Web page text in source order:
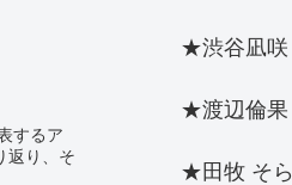
するア
返り、そ
★渋谷凪咲
★渡辺倫果
★田牧 そら